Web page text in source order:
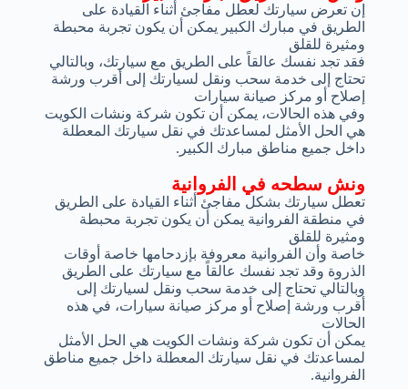
ونش سطحه في الفروانية
تعطل سيارتك بشكل مفاجئ أثناء القيادة على الطريق
في منطقة الفروانية يمكن أن يكون تجربة محبطة
ومثيرة للقلق
خاصة وأن الفروانية معروفة بإزدحامها خاصة أوقات
الذروة وقد تجد نفسك عالقاً مع سيارتك على الطريق
وبالتالي تحتاج إلى خدمة سحب ونقل لسيارتك إلى
أقرب ورشة إصلاح أو مركز صيانة سيارات، في هذه
الحالات
يمكن أن تكون شركة ونشات الكويت هي الحل الأمثل
لمساعدتك في نقل سيارتك المعطلة داخل جميع مناطق
الفروانية.
إن تعرض سيارتك لعطل مفاجئ أثناء القيادة على
الطريق في مبارك الكبير يمكن أن يكون تجربة محبطة
ومثيرة للقلق
فقد تجد نفسك عالقاً على الطريق مع سيارتك، وبالتالي
تحتاج إلى خدمة سحب ونقل لسيارتك إلى أقرب ورشة
إصلاح أو مركز صيانة سيارات
وفي هذه الحالات، يمكن أن تكون شركة ونشات الكويت
هي الحل الأمثل لمساعدتك في نقل سيارتك المعطلة
داخل جميع مناطق مبارك الكبير.